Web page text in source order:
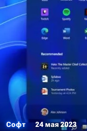
Софт 24 мая 2023